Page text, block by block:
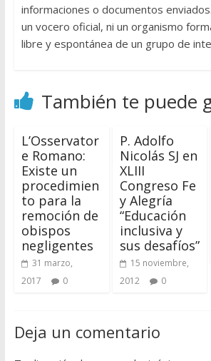
informaciones o documentos
un vocero oficial, ni un organismo
libre y espontánea de un grupo de
También te puede
L’Osservator
e Romano:
Existe un
procedimien
to para la
remoción de
obispos
negligentes
31 marzo,
2017
0
P. Adolfo
Nicolás SJ en
XLIII
Congreso Fe
y Alegría
“Educación
inclusiva y
sus desafíos”
15 noviembre,
2012
0
Deja un comentario